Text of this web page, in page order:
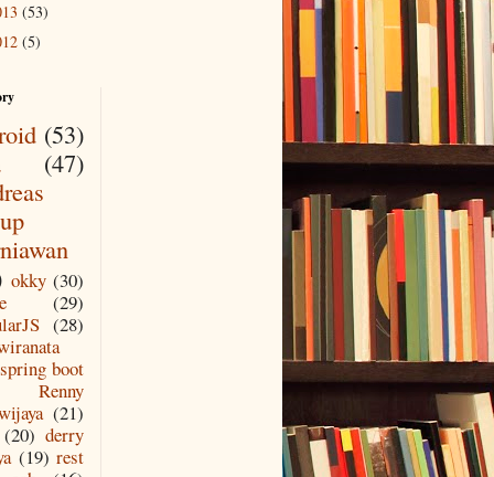
(53)
(5)
(53)
(47)
okky (30)
(29)
(28)
spring boot
Renny
(21)
(20) derry
(19) rest